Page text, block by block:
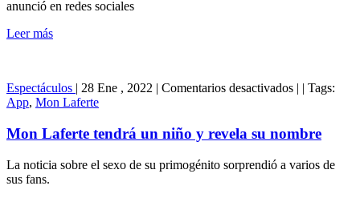
anunció en redes sociales
Leer más
Espectáculos | 28 Ene , 2022 | Comentarios desactivadosen
tendrá
un
niño
y
| | Tags:
App, Mon Laferte
Mon Laferte tendrá un niño y revela su nombre
La noticia sobre el sexo de su primogénito sorprendió a varios de
sus fans.